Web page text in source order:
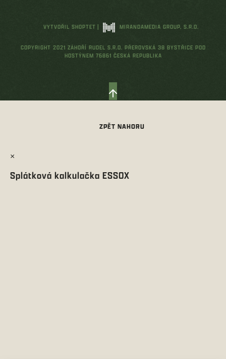
VYTVOŘIL SHOPTET | MIRANDAMEDIA GROUP, S.R.O.
COPYRIGHT 2021 ZÁHOŘÍ RUDEL S.R.O. PŘEROVSKÁ 38 BYSTŘICE POD
HOSTÝNEM 76861 ČESKÁ REPUBLIKA
×
Splátková kalkulačka ESSOX